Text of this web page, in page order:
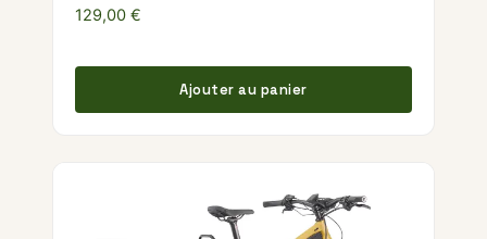
129,00 €
Ajouter au panier